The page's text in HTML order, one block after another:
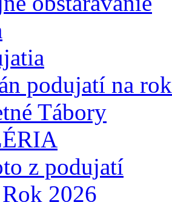
podujatí na
Tábory
z podujatí
Rok 2026